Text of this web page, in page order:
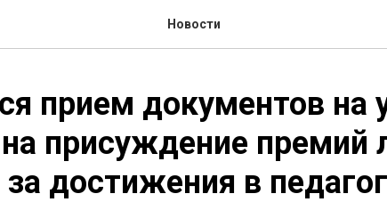
Новости
прием документов на
на присуждение премий
достижения в